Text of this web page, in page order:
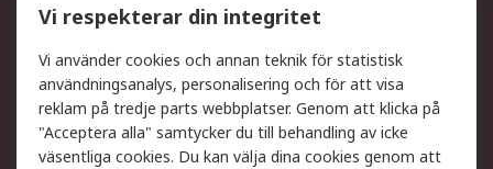
DesignSpark
Teknisk Support
Ditt lokala säljteam
Exportlösningar
Support
Få hjälp
Retur av varor
Vi respekterar din integritet
Vi använder cookies och annan teknik för statistisk
användningsanalys, personalisering och för att visa
reklam på tredje parts webbplatser. Genom att klicka på
"Acceptera alla" samtycker du till behandling av icke
väsentliga cookies. Du kan välja dina cookies genom att